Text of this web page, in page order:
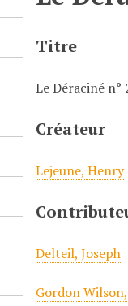
Titre
Le Déraciné n°
Créateur
Lejeune, Henry
Delteil, Joseph
Gordon